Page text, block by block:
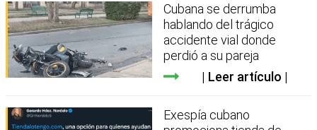
Cubana se derrumba
hablando del trágico
accidente vial donde
perdió a su pareja
Leer artículo
Exespía cubano